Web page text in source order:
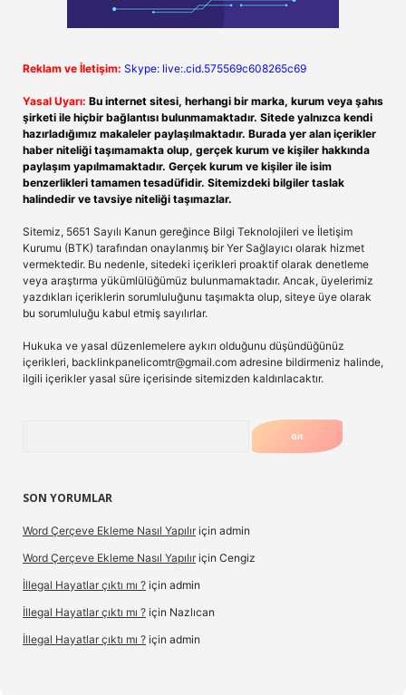
Reklam ve İletişim: Skype: live:.cid.575569c608265c69
Yasal Uyarı: Bu internet sitesi, herhangi bir marka, kurum veya şahıs
şirketi ile hiçbir bağlantısı bulunmamaktadır. Sitede yalnızca kendi
hazırladığımız makaleler paylaşılmaktadır. Burada yer alan içerikler
haber niteliği taşımamakta olup, gerçek kurum ve kişiler hakkında
paylaşım yapılmamaktadır. Gerçek kurum ve kişiler ile isim
benzerlikleri tamamen tesadüfidir. Sitemizdeki bilgiler taslak
halindedir ve tavsiye niteliği taşımazlar.
Sitemiz, 5651 Sayılı Kanun gereğince Bilgi Teknolojileri ve İletişim
Kurumu (BTK) tarafından onaylanmış bir Yer Sağlayıcı olarak hizmet
vermektedir. Bu nedenle, sitedeki içerikleri proaktif olarak denetleme
veya araştırma yükümlülüğümüz bulunmamaktadır. Ancak, üyelerimiz
yazdıkları içeriklerin sorumluluğunu taşımakta olup, siteye üye olarak
bu sorumluluğu kabul etmiş sayılırlar.
Hukuka ve yasal düzenlemelere aykırı olduğunu düşündüğünüz
içerikleri, backlinkpanelicomtr@gmail.com adresine bildirmeniz halinde,
ilgili içerikler yasal süre içerisinde sitemizden kaldırılacaktır.
SON YORUMLAR
Word Çerçeve Ekleme Nasıl Yapılır için admin
Word Çerçeve Ekleme Nasıl Yapılır için Cengiz
İllegal Hayatlar çıktı mı ? için admin
İllegal Hayatlar çıktı mı ? için Nazlıcan
İllegal Hayatlar çıktı mı ? için admin